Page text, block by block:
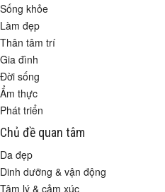
Sống khỏe
Làm đẹp
Thân tâm trí
Gia đình
Đời sống
Ẩm thực
Phát triển
Chủ đề quan tâm
Da đẹp
Dinh dưỡng & vận động
Tâm lý & cảm xúc